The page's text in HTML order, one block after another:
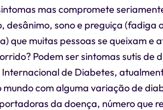
mas compromete
desânimo, sono e preguiça (fadiga
que muitas pessoas se queixam e
Podem ser sintomas sutis de
de Diabetes,
mundo com alguma variação de
da doença, número que